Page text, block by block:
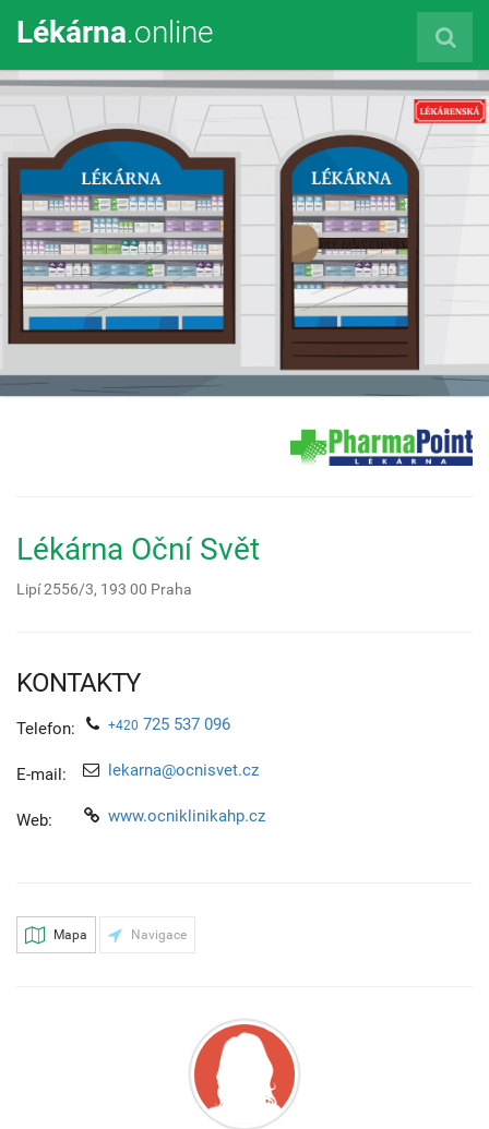
Lékárna.online
Lékárna Oční Svět
Lipí 2556/3, 193 00 Praha
KONTAKTY
Telefon: +420 725 537 096
E-mail: lekarna@ocnisvet.cz
Web: www.ocniklinikahp.cz
Mapa Navigace